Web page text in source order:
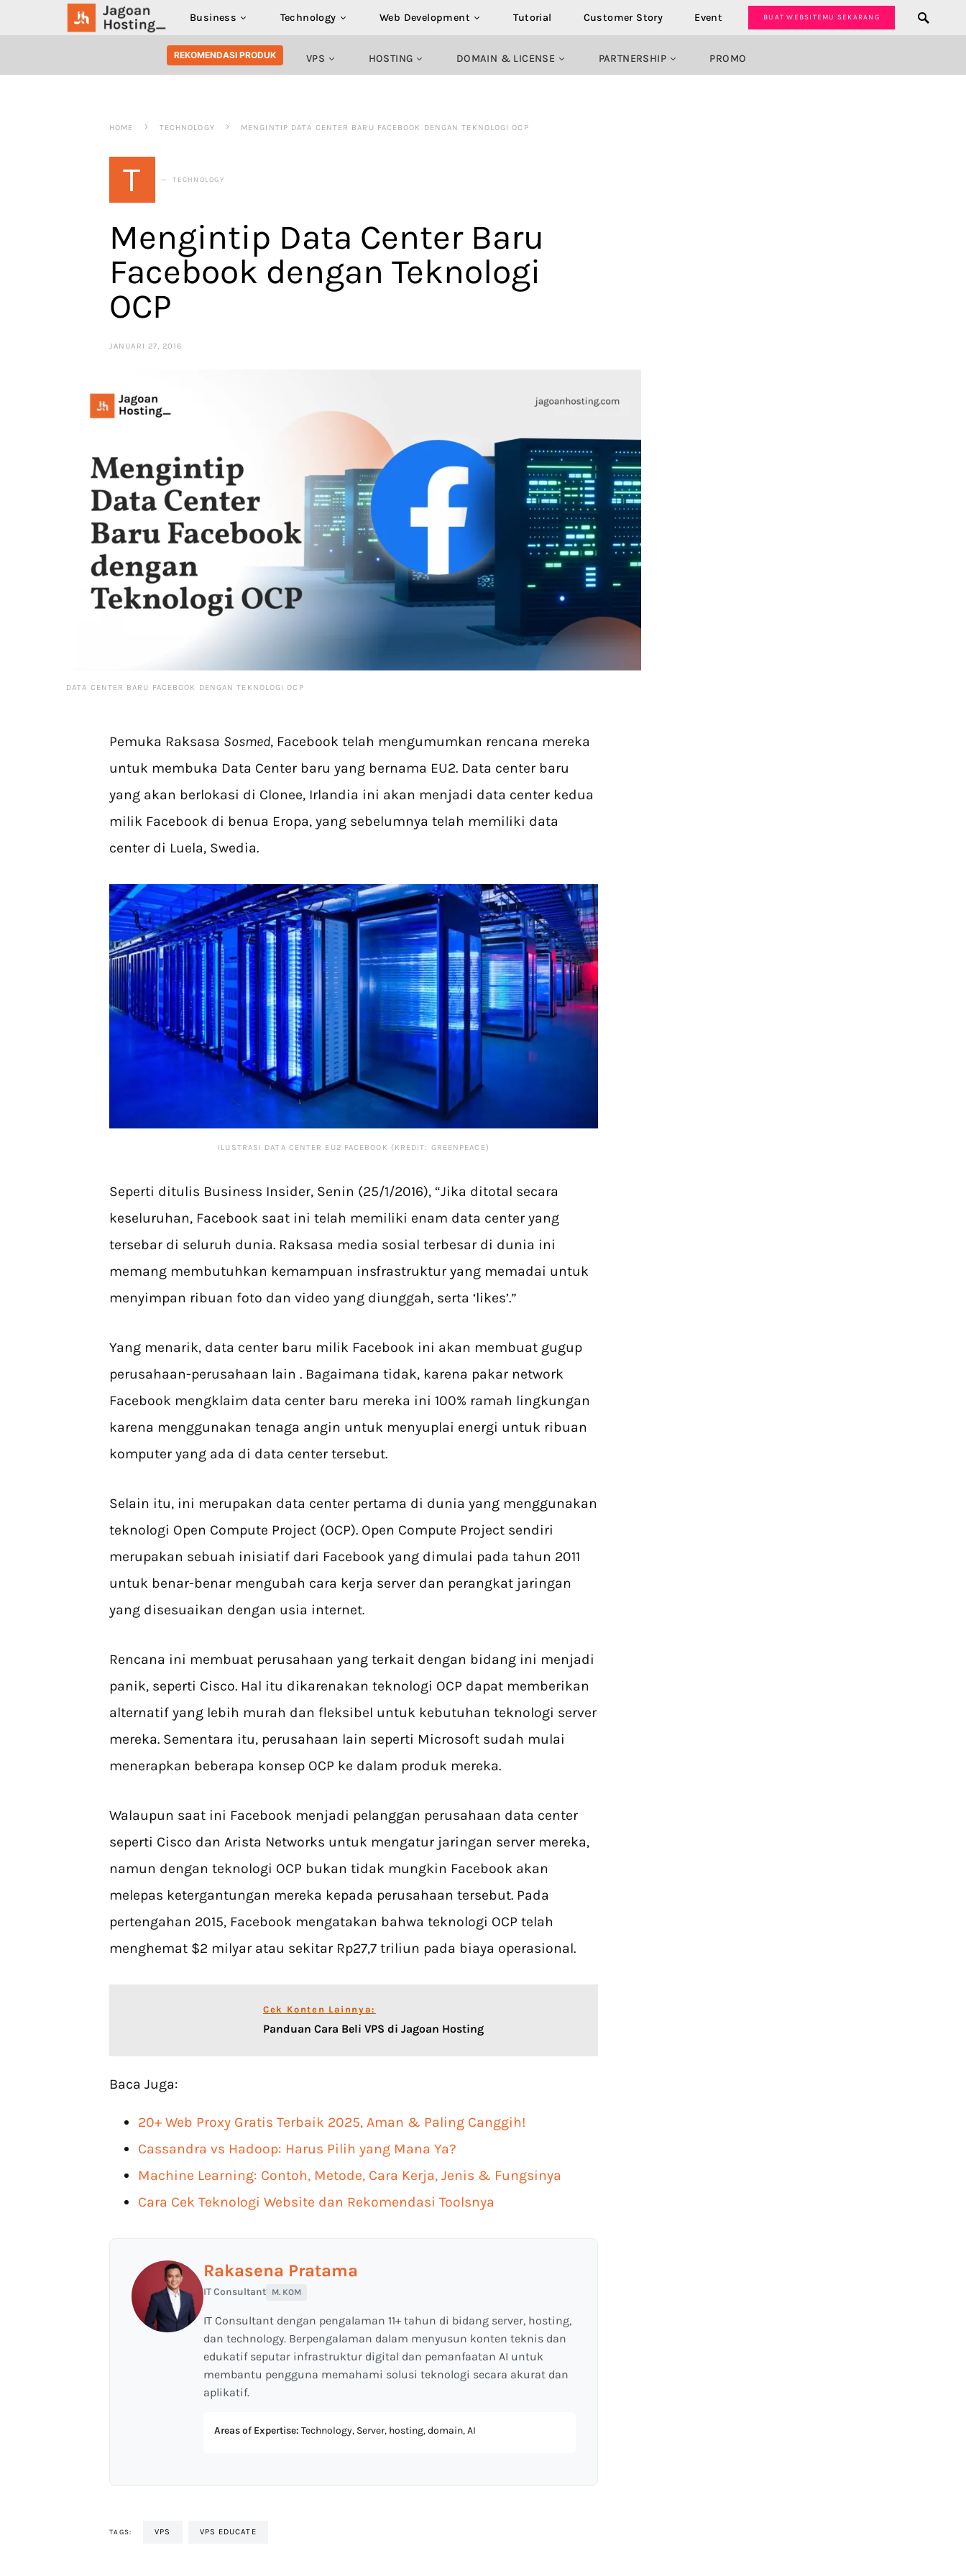
Business Technology Web Development Tutorial Customer Story Event BUAT WEBSITEMU SEKARANG
SEARCH FOR:
REKOMENDASI PRODUK VPS HOSTING DOMAIN & LICENSE PARTNERSHIP PROMO
HOME TECHNOLOGY MENGINTIP DATA CENTER BARU FACEBOOK DENGAN TEKNOLOGI OCP
T TECHNOLOGY
Mengintip Data Center Baru
Facebook dengan Teknologi
OCP
JANUARI 27, 2016
DATA CENTER BARU FACEBOOK DENGAN TEKNOLOGI OCP
Pemuka Raksasa Sosmed, Facebook telah mengumumkan rencana mereka
untuk membuka Data Center baru yang bernama EU2. Data center baru
yang akan berlokasi di Clonee, Irlandia ini akan menjadi data center kedua
milik Facebook di benua Eropa, yang sebelumnya telah memiliki data
center di Luela, Swedia.
ILUSTRASI DATA CENTER EU2 FACEBOOK (KREDIT: GREENPEACE)
Seperti ditulis Business Insider, Senin (25/1/2016), “Jika ditotal secara
keseluruhan, Facebook saat ini telah memiliki enam data center yang
tersebar di seluruh dunia. Raksasa media sosial terbesar di dunia ini
memang membutuhkan kemampuan insfrastruktur yang memadai untuk
menyimpan ribuan foto dan video yang diunggah, serta ‘likes’.”
Yang menarik, data center baru milik Facebook ini akan membuat gugup
perusahaan-perusahaan lain . Bagaimana tidak, karena pakar network
Facebook mengklaim data center baru mereka ini 100% ramah lingkungan
karena menggunakan tenaga angin untuk menyuplai energi untuk ribuan
komputer yang ada di data center tersebut.
Selain itu, ini merupakan data center pertama di dunia yang menggunakan
teknologi Open Compute Project (OCP). Open Compute Project sendiri
merupakan sebuah inisiatif dari Facebook yang dimulai pada tahun 2011
untuk benar-benar mengubah cara kerja server dan perangkat jaringan
yang disesuaikan dengan usia internet.
Rencana ini membuat perusahaan yang terkait dengan bidang ini menjadi
panik, seperti Cisco. Hal itu dikarenakan teknologi OCP dapat memberikan
alternatif yang lebih murah dan fleksibel untuk kebutuhan teknologi server
mereka. Sementara itu, perusahaan lain seperti Microsoft sudah mulai
menerapkan beberapa konsep OCP ke dalam produk mereka.
Walaupun saat ini Facebook menjadi pelanggan perusahaan data center
seperti Cisco dan Arista Networks untuk mengatur jaringan server mereka,
namun dengan teknologi OCP bukan tidak mungkin Facebook akan
melepas ketergantungan mereka kepada perusahaan tersebut. Pada
pertengahan 2015, Facebook mengatakan bahwa teknologi OCP telah
menghemat $2 milyar atau sekitar Rp27,7 triliun pada biaya operasional.
Cek Konten Lainnya:
Panduan Cara Beli VPS di Jagoan Hosting
Baca Juga:
20+ Web Proxy Gratis Terbaik 2025, Aman & Paling Canggih!
Cassandra vs Hadoop: Harus Pilih yang Mana Ya?
Machine Learning: Contoh, Metode, Cara Kerja, Jenis & Fungsinya
Cara Cek Teknologi Website dan Rekomendasi Toolsnya
Rakasena Pratama
IT Consultant M. KOM
IT Consultant dengan pengalaman 11+ tahun di bidang server, hosting,
dan technology. Berpengalaman dalam menyusun konten teknis dan
edukatif seputar infrastruktur digital dan pemanfaatan AI untuk
membantu pengguna memahami solusi teknologi secara akurat dan
aplikatif.
Areas of Expertise: Technology, Server, hosting, domain, AI
TAGS: VPS VPS EDUCATE